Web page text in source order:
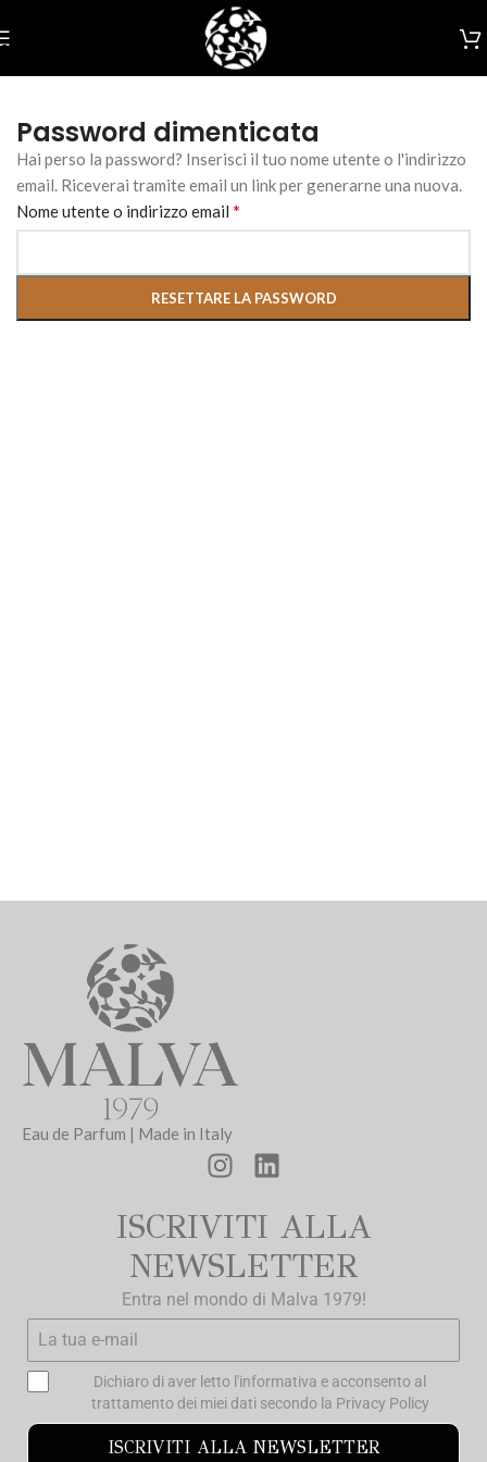
Skip to main content
Password dimenticata
Hai perso la password? Inserisci il tuo nome utente o l'indirizzo
email. Riceverai tramite email un link per generarne una nuova.
Nome utente o indirizzo email *
RESETTARE LA PASSWORD
Eau de Parfum | Made in Italy
ISCRIVITI ALLA
NEWSLETTER
Entra nel mondo di Malva 1979!
Dichiaro di aver letto l'informativa e acconsento al
trattamento dei miei dati secondo la Privacy Policy
ISCRIVITI ALLA NEWSLETTER